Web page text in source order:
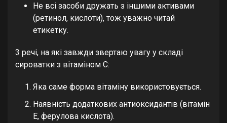
Не всі засоби дружать з іншими активами
(ретинол, кислоти), тож уважно читай
етикетку.
3 речі, на які завжди звертаю увагу у складі
сироватки з вітаміном С:
Яка саме форма вітаміну використовується.
Наявність додаткових антиоксидантів (вітамін
Е, ферулова кислота).